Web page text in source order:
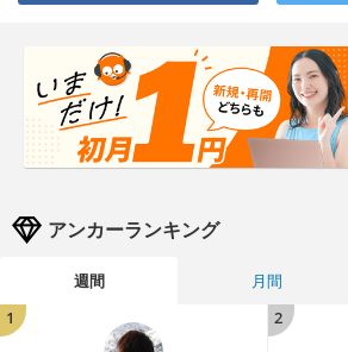
アンカーランキング
週間 月間
1
2